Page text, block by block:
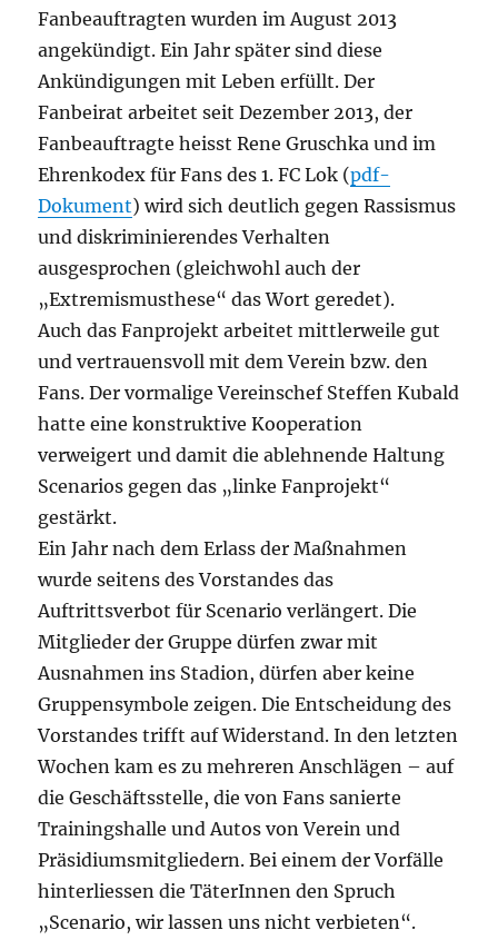
Fanbeauftragten wurden im August 2013
angekündigt. Ein Jahr später sind diese
Ankündigungen mit Leben erfüllt. Der
Fanbeirat arbeitet seit Dezember 2013, der
Fanbeauftragte heisst Rene Gruschka und im
Ehrenkodex für Fans des 1. FC Lok (pdf-
Dokument) wird sich deutlich gegen Rassismus
und diskriminierendes Verhalten
ausgesprochen (gleichwohl auch der
„Extremismusthese“ das Wort geredet).
Auch das Fanprojekt arbeitet mittlerweile gut
und vertrauensvoll mit dem Verein bzw. den
Fans. Der vormalige Vereinschef Steffen Kubald
hatte eine konstruktive Kooperation
verweigert und damit die ablehnende Haltung
Scenarios gegen das „linke Fanprojekt“
gestärkt.
Ein Jahr nach dem Erlass der Maßnahmen
wurde seitens des Vorstandes das
Auftrittsverbot für Scenario verlängert. Die
Mitglieder der Gruppe dürfen zwar mit
Ausnahmen ins Stadion, dürfen aber keine
Gruppensymbole zeigen. Die Entscheidung des
Vorstandes trifft auf Widerstand. In den letzten
Wochen kam es zu mehreren Anschlägen – auf
die Geschäftsstelle, die von Fans sanierte
Trainingshalle und Autos von Verein und
Präsidiumsmitgliedern. Bei einem der Vorfälle
hinterliessen die TäterInnen den Spruch
„Scenario, wir lassen uns nicht verbieten“.